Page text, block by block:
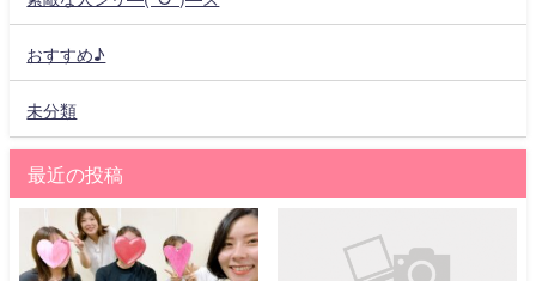
おすすめ♪
未分類
最近の投稿